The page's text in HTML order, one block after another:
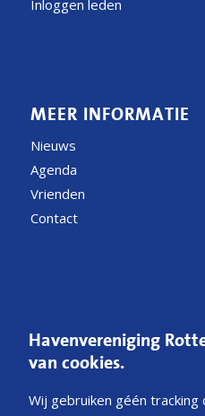
Inloggen leden
MEER INFORMATIE
Nieuws
Agenda
Vrienden
Contact
Postbus 54200
Havenvereniging
van cookies.
Wij gebruiken géén tracking